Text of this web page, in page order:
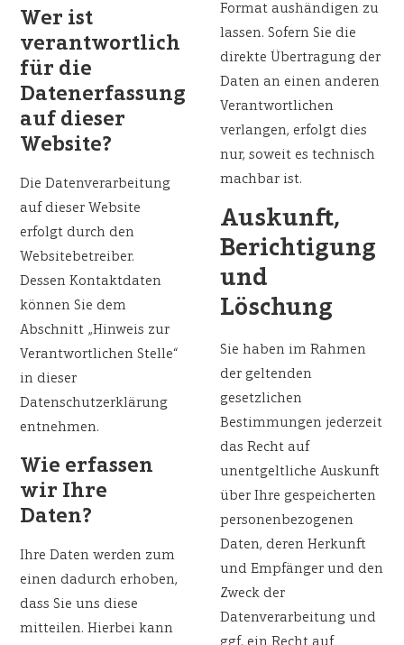
Wer ist
verantwortlich
für die
Datenerfassung
auf dieser
Website?
Die Datenverarbeitung
auf dieser Website
erfolgt durch den
Websitebetreiber.
Dessen Kontaktdaten
können Sie dem
Abschnitt „Hinweis zur
Verantwortlichen Stelle“
in dieser
Datenschutzerklärung
entnehmen.
Wie erfassen
wir Ihre
Daten?
Ihre Daten werden zum
einen dadurch erhoben,
dass Sie uns diese
mitteilen. Hierbei kann
Format aushändigen zu
lassen. Sofern Sie die
direkte Übertragung der
Daten an einen anderen
Verantwortlichen
verlangen, erfolgt dies
nur, soweit es technisch
machbar ist.
Auskunft,
Berichtigung
und
Löschung
Sie haben im Rahmen
der geltenden
gesetzlichen
Bestimmungen jederzeit
das Recht auf
unentgeltliche Auskunft
über Ihre gespeicherten
personenbezogenen
Daten, deren Herkunft
und Empfänger und den
Zweck der
Datenverarbeitung und